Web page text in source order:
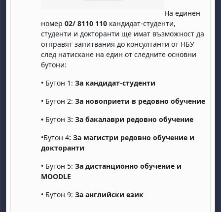
На единен
номер 02/ 8110 110 кандидат-студенти,
студенти и докторанти ще имат възможност да
отправят запитвания до консултанти от НБУ
след натискане на един от следните основни
бутони:
• Бутон 1: За кандидат-студенти
• Бутон 2: За новоприети в редовно обучение
• Бутон 3: За бакалаври редовно обучение
•Бутон 4: За магистри редовно обучение и
докторанти
• Бутон 5: За дистанционно обучение и
MOODLE
• Бутон 9: За английски език
domenica 9 agosto